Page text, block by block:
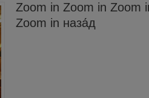
Zoom in Zoom in Zoom
Zoom in наза́д